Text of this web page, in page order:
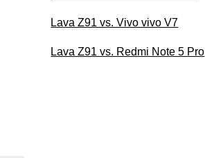
Lava Z91 vs. Vivo vivo V7
Lava Z91 vs. Redmi Note 5 Pro